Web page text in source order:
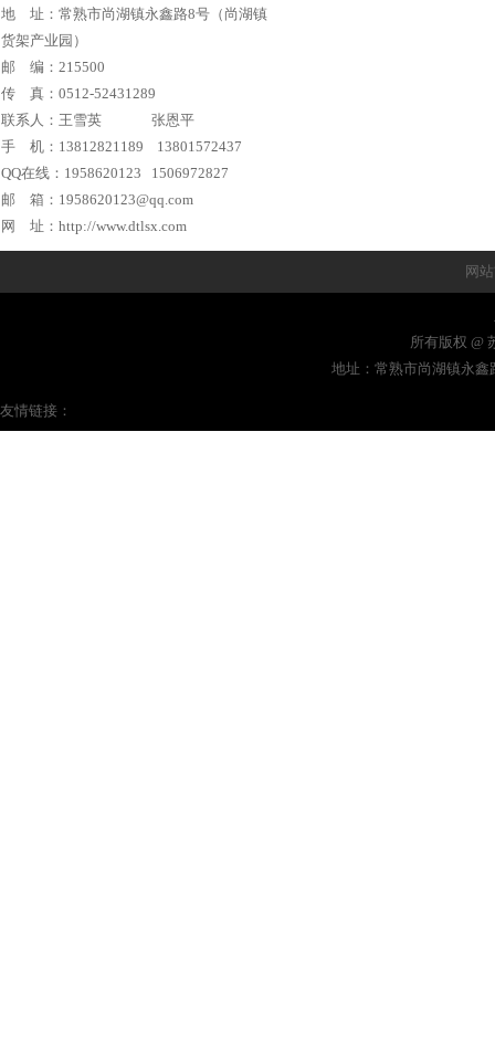
地 址：常熟市尚湖镇永鑫路8号（尚湖镇
货架产业园）
邮 编：215500
传 真：0512-52431289
联系人：王雪英 张恩平
手 机：13812821189 13801572437
QQ在线：1958620123 1506972827
邮 箱：1958620123@qq.com
网 址： http://www.dtlsx.com
网
所有版权 @
地址：常熟市尚湖镇永鑫
友情链接：